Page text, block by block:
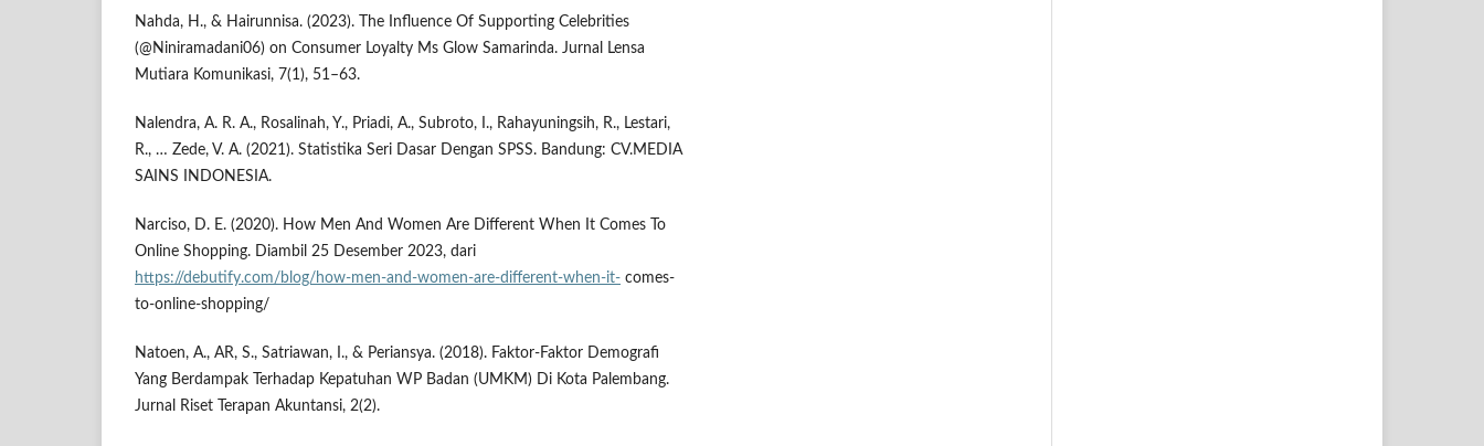
Nahda, H., & Hairunnisa. (2023). The Influence Of Supporting Celebrities
(@Niniramadani06) on Consumer Loyalty Ms Glow Samarinda. Jurnal Lensa
Mutiara Komunikasi, 7(1), 51–63.
Nalendra, A. R. A., Rosalinah, Y., Priadi, A., Subroto, I., Rahayuningsih, R., Lestari,
R., … Zede, V. A. (2021). Statistika Seri Dasar Dengan SPSS. Bandung: CV.MEDIA
SAINS INDONESIA.
Narciso, D. E. (2020). How Men And Women Are Different When It Comes To
Online Shopping. Diambil 25 Desember 2023, dari
https://debutify.com/blog/how-men-and-women-are-different-when-it- comes-
to-online-shopping/
Natoen, A., AR, S., Satriawan, I., & Periansya. (2018). Faktor-Faktor Demografi
Yang Berdampak Terhadap Kepatuhan WP Badan (UMKM) Di Kota Palembang.
Jurnal Riset Terapan Akuntansi, 2(2).